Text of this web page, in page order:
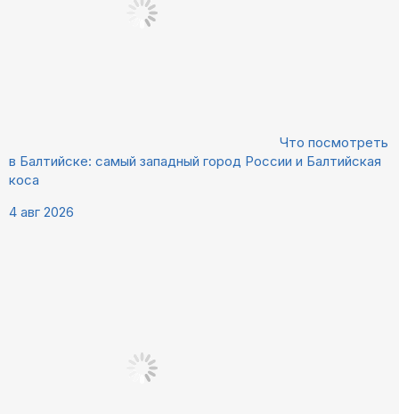
Что посмотреть
в Балтийске: самый западный город России и Балтийская
коса
4 авг 2026